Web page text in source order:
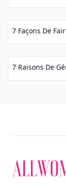
7 Façons De
7 Raisons De